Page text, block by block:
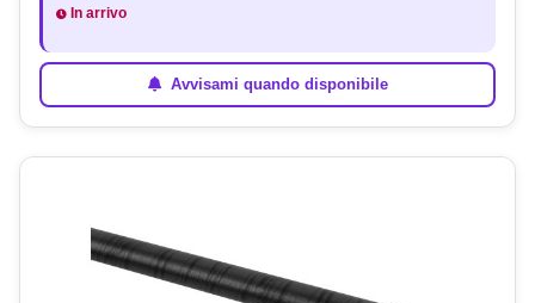
In arrivo
Avvisami quando disponibile